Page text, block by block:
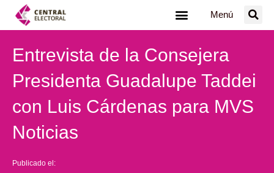
Menú
Entrevista de la Consejera
Presidenta Guadalupe Taddei
con Luis Cárdenas para MVS
Noticias
Publicado el: